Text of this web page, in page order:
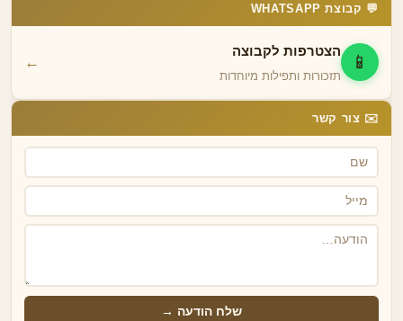
💬 קבוצת WHATSAPP
📱
הצטרפות לקבוצה
תזכורות ותפילות מיוחדות
←
✉️ צור קשר
שלח הודעה →